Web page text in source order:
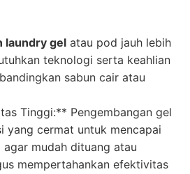
laundry gel atau pod jauh lebih
teknologi serta keahlian
sabun cair atau
Tinggi:** Pengembangan gel
yang cermat untuk mencapai
mudah dituang atau
mempertahankan efektivitas